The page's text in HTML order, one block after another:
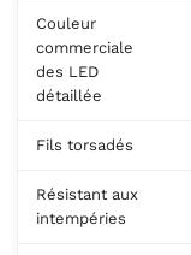
Couleur
commerciale
des LED
détaillée
Fils torsadés
Résistant aux
intempéries